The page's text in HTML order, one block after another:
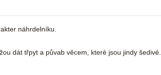
náhrdelníku.
dát třpyt a půvab věcem, které jsou jindy